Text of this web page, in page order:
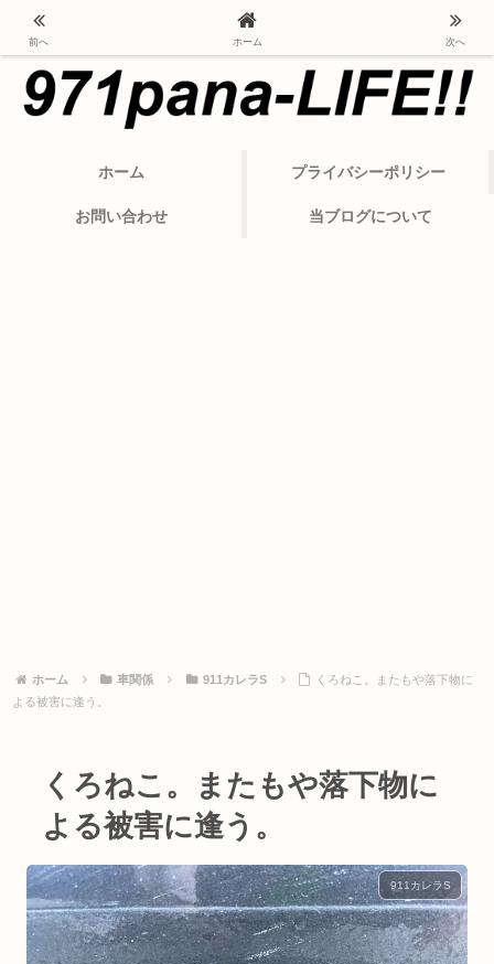
ポルシェ・パナメーラから変わったカーライフ
ホーム プライバシーポリシー
お問い合わせ 当ブログについて
ホーム 車関係 911カレラS
くろねこ。またもや落下物に
よる被害に逢う。
くろねこ。またもや落下物に
よる被害に逢う。
911カレラS
前へ ホーム 次へ